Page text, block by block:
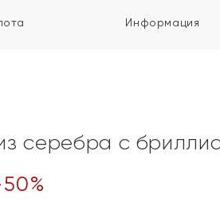
Информация
серебра с
50%